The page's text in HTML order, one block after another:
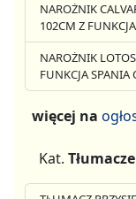
NAROŻNIK
102CM Z
NAROŻNIK
FUNKCJA
więcej na
Kat. Tłumacze